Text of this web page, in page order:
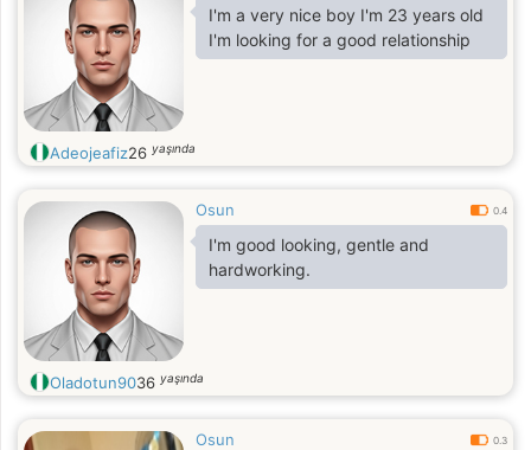
I'm a very nice boy I'm 23 years old
I'm looking for a good relationship
Adeojeafiz26 yaşında
Osun 0.4
I'm good looking, gentle and
hardworking.
Oladotun9036 yaşında
Osun 0.3